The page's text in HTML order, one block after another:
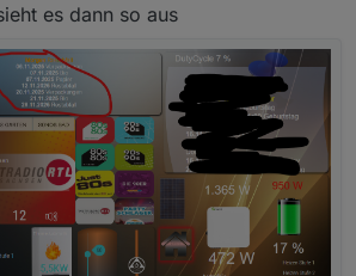
es dann so aus